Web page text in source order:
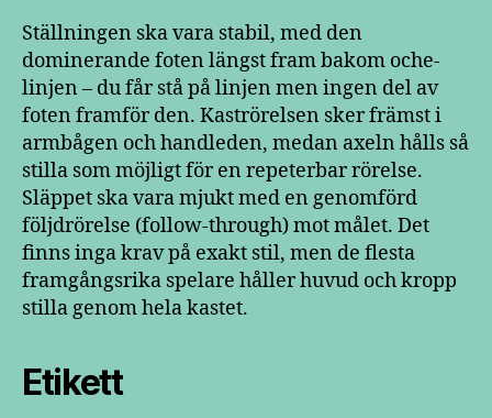
Ställningen ska vara stabil, med den
dominerande foten längst fram bakom oche-
linjen – du får stå på linjen men ingen del av
foten framför den. Kaströrelsen sker främst i
armbågen och handleden, medan axeln hålls så
stilla som möjligt för en repeterbar rörelse.
Släppet ska vara mjukt med en genomförd
följdrörelse (follow-through) mot målet. Det
finns inga krav på exakt stil, men de flesta
framgångsrika spelare håller huvud och kropp
stilla genom hela kastet.
Etikett